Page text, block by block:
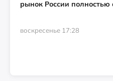
рынок России полностью
воскресенье 17:28